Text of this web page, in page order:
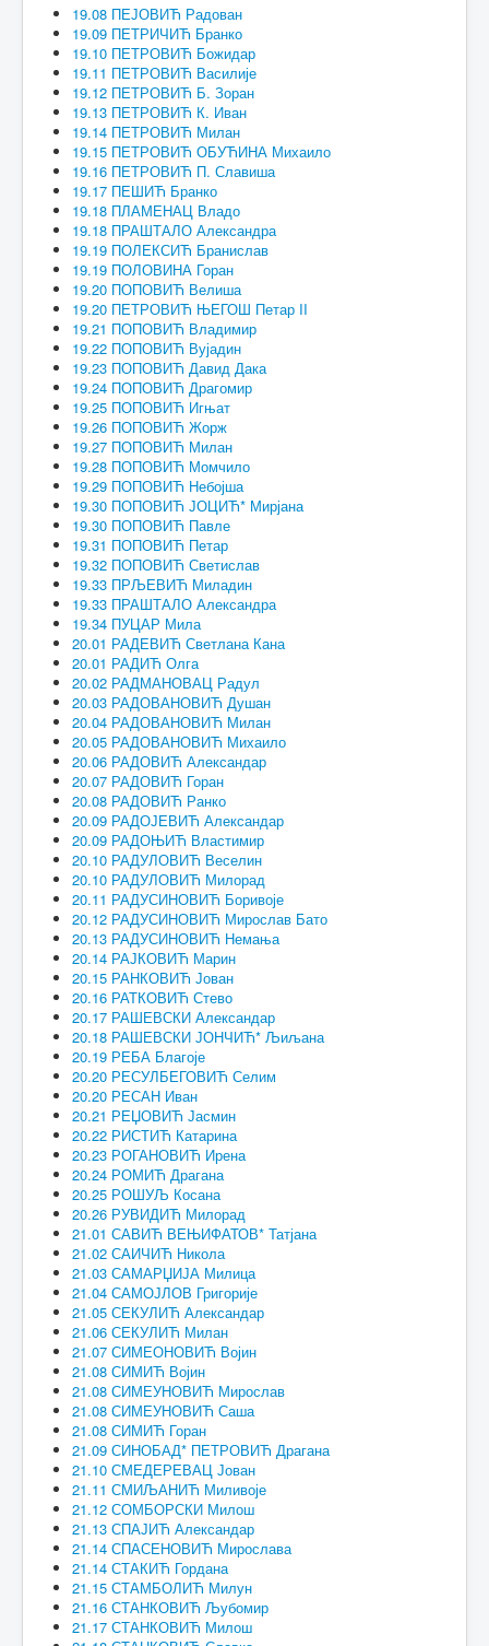
19.08 ПЕЈОВИЋ Радован
19.09 ПЕТРИЧИЋ Бранко
19.10 ПЕТРОВИЋ Божидар
19.11 ПЕТРОВИЋ Василије
19.12 ПЕТРОВИЋ Б. Зоран
19.13 ПЕТРОВИЋ К. Иван
19.14 ПЕТРОВИЋ Милан
19.15 ПЕТРОВИЋ ОБУЋИНА Михаило
19.16 ПЕТРОВИЋ П. Славиша
19.17 ПЕШИЋ Бранко
19.18 ПЛАМЕНАЦ Владо
19.18 ПРАШТАЛО Александра
19.19 ПОЛЕКСИЋ Бранислав
19.19 ПОЛОВИНА Горан
19.20 ПОПОВИЋ Велиша
19.20 ПЕТРОВИЋ ЊЕГОШ Петар II
19.21 ПОПОВИЋ Владимир
19.22 ПОПОВИЋ Вујадин
19.23 ПОПОВИЋ Давид Дака
19.24 ПОПОВИЋ Драгомир
19.25 ПОПОВИЋ Игњат
19.26 ПОПОВИЋ Жорж
19.27 ПОПОВИЋ Милан
19.28 ПОПОВИЋ Момчило
19.29 ПОПОВИЋ Небојша
19.30 ПОПОВИЋ ЈОЦИЋ* Мирјана
19.30 ПОПОВИЋ Павле
19.31 ПОПОВИЋ Петар
19.32 ПОПОВИЋ Светислав
19.33 ПРЉЕВИЋ Миладин
19.33 ПРАШТАЛО Александра
19.34 ПУЦАР Мила
20.01 РАДЕВИЋ Светлана Кана
20.01 РАДИЋ Олга
20.02 РАДМАНОВАЦ Радул
20.03 РАДОВАНОВИЋ Душан
20.04 РАДОВАНОВИЋ Милан
20.05 РАДОВАНОВИЋ Михаило
20.06 РАДОВИЋ Александар
20.07 РАДОВИЋ Горан
20.08 РАДОВИЋ Ранко
20.09 РАДОЈЕВИЋ Александар
20.09 РАДОЊИЋ Властимир
20.10 РАДУЛОВИЋ Веселин
20.10 РАДУЛОВИЋ Милорад
20.11 РАДУСИНОВИЋ Боривоје
20.12 РАДУСИНОВИЋ Мирослав Бато
20.13 РАДУСИНОВИЋ Немања
20.14 РАЈКОВИЋ Марин
20.15 РАНКОВИЋ Јован
20.16 РАТКОВИЋ Стево
20.17 РАШЕВСКИ Александар
20.18 РАШЕВСКИ ЈОНЧИЋ* Љиљана
20.19 РЕБА Благоје
20.20 РЕСУЛБЕГОВИЋ Селим
20.20 РЕСАН Иван
20.21 РЕЏОВИЋ Јасмин
20.22 РИСТИЋ Катарина
20.23 РОГАНОВИЋ Ирена
20.24 РОМИЋ Драгана
20.25 РОШУЉ Косана
20.26 РУВИДИЋ Милорад
21.01 САВИЋ ВЕЊИФАТОВ* Татјана
21.02 САИЧИЋ Никола
21.03 САМАРЏИЈА Милица
21.04 САМОЈЛОВ Григорије
21.05 СЕКУЛИЋ Александар
21.06 СЕКУЛИЋ Милан
21.07 СИМЕОНОВИЋ Војин
21.08 СИМИЋ Војин
21.08 СИМЕУНОВИЋ Мирослав
21.08 СИМЕУНОВИЋ Саша
21.08 СИМИЋ Горан
21.09 СИНОБАД* ПЕТРОВИЋ Драгана
21.10 СМЕДЕРЕВАЦ Јован
21.11 СМИЉАНИЋ Миливоје
21.12 СОМБОРСКИ Милош
21.13 СПАЈИЋ Александар
21.14 СПАСЕНОВИЋ Мирослава
21.14 СТАКИЋ Гордана
21.15 СТАМБОЛИЋ Милун
21.16 СТАНКОВИЋ Љубомир
21.17 СТАНКОВИЋ Милош